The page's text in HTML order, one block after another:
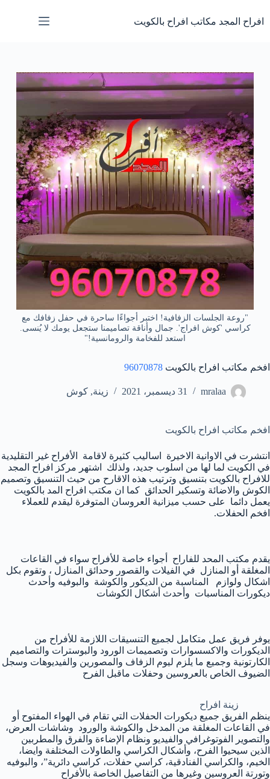
إلى
المحتوى
افراح المجد مكاتب افراح بالكويت
"روعة الجلسات الزفافية! اختبر أجواءًا ساحرة في حفل زفافك مع
كراسي 'كوش افراج'. جمال وأناقة تصاميمنا ستجعل يومك لا يُنسى.
استعد للفخامة والرومانسية!"
افخم مكاتب افراح بالكويت 96070878
mralaa 31 ديسمبر، 2021 زينة, كوش
افخم مكاتب افراح بالكويت
انتشرت في الاوانية الاخيرة اساليب كثيرة لاقامة الأفراح غير التقليدية
في الكويت لما لها من اسلوب جديد، ولذلك اشتهر مركز افراح المجد
للافراح بالكويت بتنسيق وترتيب هذه الاقارح من حيث التنسيق وتصميم
الكوش والاضائة وتسكير الحدائق كما ان مكتب افراح المد بالكويت
يعمل دائما على حسب ميزانية العروسان المتوفرة ليقدم للعملاء
افخم الحفلات.
يقدم مكتب المحد للفاراح أجواء خاصة للأفراح سواء في القاعات
المغلقة أو المنازل في الفيلات والقصور وحدائق المنازل ، وتقوم بكل
اشكال ولوازم المناسبة من الديكور والكوشة والبوفيه وأحدث
ديكورات المناسبات وأحدث أشكال الكوشات
يوفر فريق عمل متكامل لجميع التنسيقات اللازمة للأفراح من
الديكورات والاكسسوارات وتصميمات الورود والبوسترات والتصاميم
الكارتونية وجميع ما يلزم ليوم الزفاف والمصورين والفيديوهات وسجل
الضيوف الخاص بالعروسين وحفلات ماقبل الفرح
زينة افراح
ينظم الفريق جميع ديكورات الحفلات التي تقام في الهواء المفتوح أو
في القاعات المغلقة من المدخل والكوشة والورود وشاشات العرض،
والتصوير الفوتوغرافي والفيديو ونظام الإضاءة والفرق والمطربين
الذين سيحيوا الفرح، وأشكال الكراسي والطاولات المختلفة وايضا،
الخيم، والكراسي الفنادقية، كراسي حفلات، كراسي دائرية”، والبوفيه
وتورتة العروسين وغيرها من التفاصيل الخاصة بالأفراح